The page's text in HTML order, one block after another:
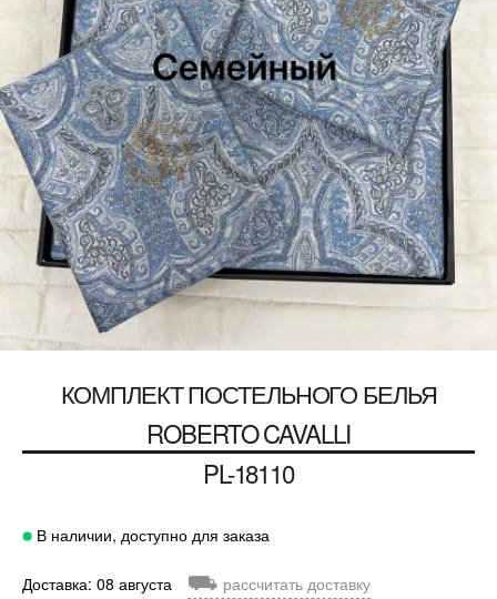
КОМПЛЕКТ ПОСТЕЛЬНОГО БЕЛЬЯ
ROBERTO CAVALLI
PL-18110
В наличии, доступно для заказа
Доставка: 08 августа ⛟ рассчитать доставку